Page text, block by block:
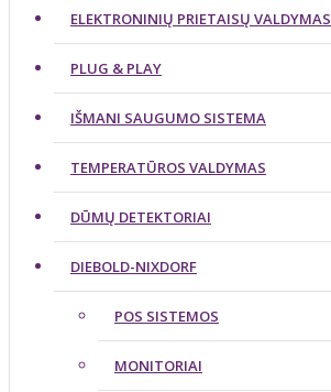
ELEKTRONINIŲ PRIETAISŲ VALDYMAS
PLUG & PLAY
IŠMANI SAUGUMO SISTEMA
TEMPERATŪROS VALDYMAS
DŪMŲ DETEKTORIAI
DIEBOLD-NIXDORF
POS SISTEMOS
MONITORIAI